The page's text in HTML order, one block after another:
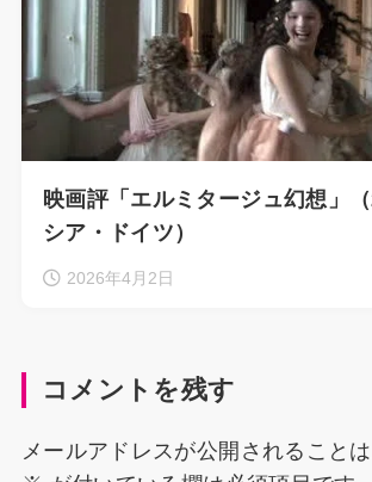
映画評「エルミタージュ幻想」
シア・ドイツ）
2026年4月2日
コメントを残す
メールアドレスが公開されることは